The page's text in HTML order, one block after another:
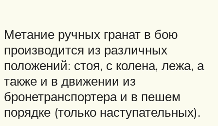
Метание ручных гранат в бою
производится из различных
положений: стоя, с колена, лежа, а
также и в движении из
бронетранспортера и в пешем
порядке (только наступательных).